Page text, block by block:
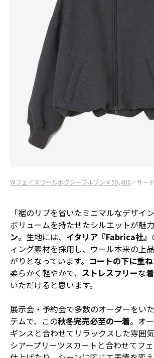
Wフェイスウールボクシーブルゾン￥59,400／サー
「裾のリブを省いたミニマルなデザイ
ボリュームを持たせたシルエットが魅力
ン。生地には、 イタリア『Fabrica社』
ィング素材を採用し、ウール本来の上
がりとなっています。 コートの下に重
柔らかく軽やかで、 ストレスフリーな
いただけると思います。
展示会・予約会で多数のオーダーをい
テムで、この秋冬完売必至の一着。オ
ギンスと合わせてリラックスした雰囲気
シアープリーツスカートと合わせてフ